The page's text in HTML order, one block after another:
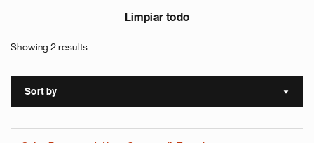
Limpiar todo
Showing 2 results
Sort by Sort